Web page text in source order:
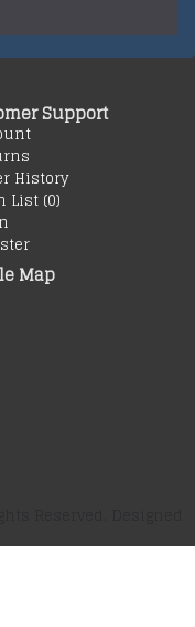
Support
History
List (0)
Map